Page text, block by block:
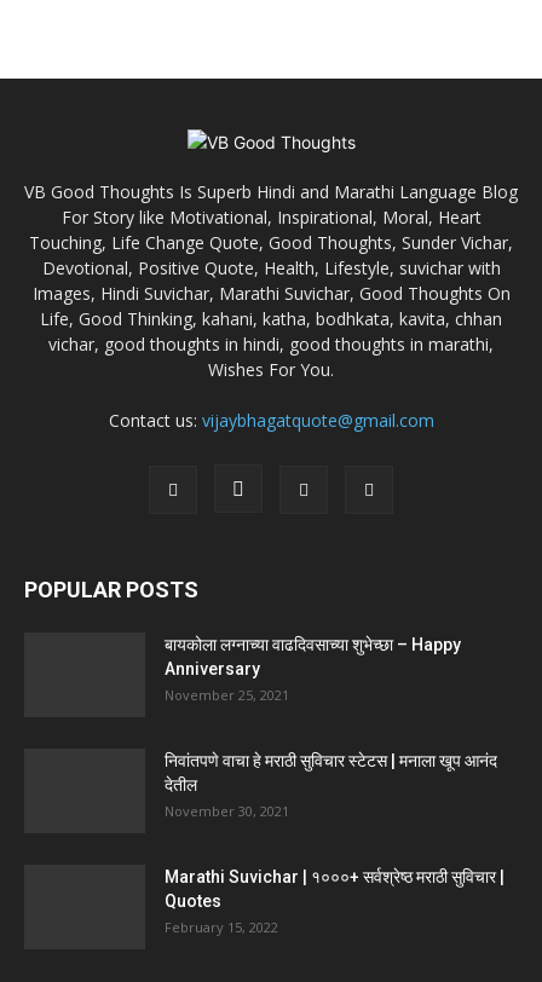
VB Good Thoughts Is Superb Hindi and Marathi Language Blog
For Story like Motivational, Inspirational, Moral, Heart
Touching, Life Change Quote, Good Thoughts, Sunder Vichar,
Devotional, Positive Quote, Health, Lifestyle, suvichar with
Images, Hindi Suvichar, Marathi Suvichar, Good Thoughts On
Life, Good Thinking, kahani, katha, bodhkata, kavita, chhan
vichar, good thoughts in hindi, good thoughts in marathi,
Wishes For You.
Contact us: vijaybhagatquote@gmail.com
POPULAR POSTS
बायकोला लग्नाच्या वाढदिवसाच्या शुभेच्छा – Happy
Anniversary
November 25, 2021
निवांतपणे वाचा हे मराठी सुविचार स्टेटस | मनाला खूप आनंद
देतील
November 30, 2021
Marathi Suvichar | १०००+ सर्वश्रेष्ठ मराठी सुविचार |
Quotes
February 15, 2022